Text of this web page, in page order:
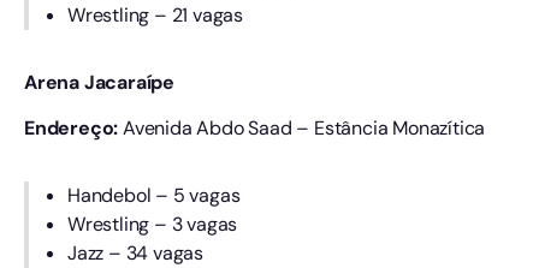
Wrestling – 21 vagas
Arena Jacaraípe
Endereço:Avenida Abdo Saad – Estância Monazítica
Handebol – 5 vagas
Wrestling – 3 vagas
Jazz – 34 vagas